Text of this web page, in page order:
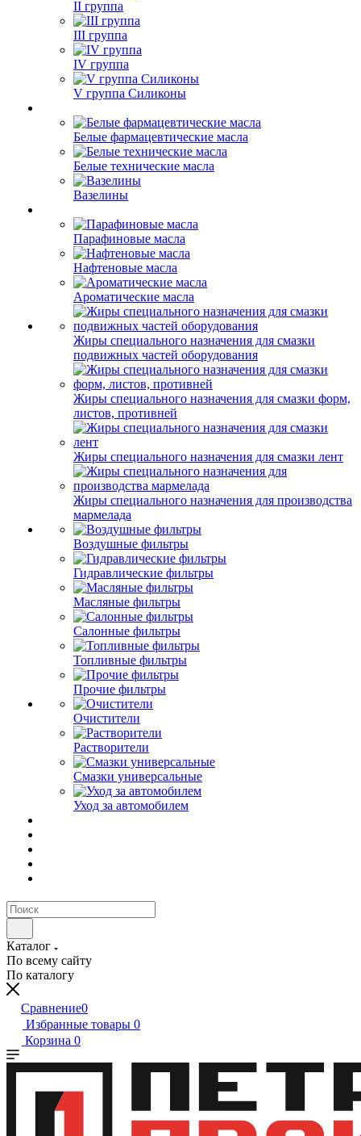
II группа
III группа
IV группа
V группа Силиконы
Белые фармацевтические масла
Белые технические масла
Вазелины
Парафиновые масла
Нафтеновые масла
Ароматические масла
Жиры специального назначения для смазки
подвижных частей оборудования
Жиры специального назначения для смазки форм,
листов, противней
Жиры специального назначения для смазки лент
Жиры специального назначения для производства
мармелада
Воздушные фильтры
Гидравлические фильтры
Масляные фильтры
Салонные фильтры
Топливные фильтры
Прочие фильтры
Очистители
Растворители
Смазки универсальные
Уход за автомобилем
Каталог
По всему сайту
По каталогу
Сравнение0
Избранные товары 0
Корзина 0